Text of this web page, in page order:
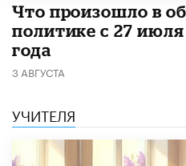
​Что произошло в
политике с 27 июля
года
3 АВГУСТА
УЧИТЕЛЯ